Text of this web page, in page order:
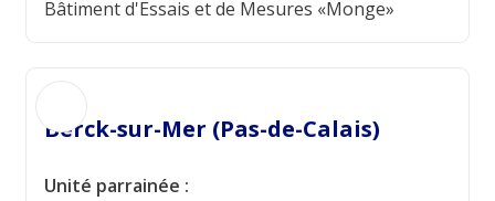
Bâtiment d'Essais et de Mesures «Monge»
Berck-sur-Mer (Pas-de-Calais)
Unité parrainée :